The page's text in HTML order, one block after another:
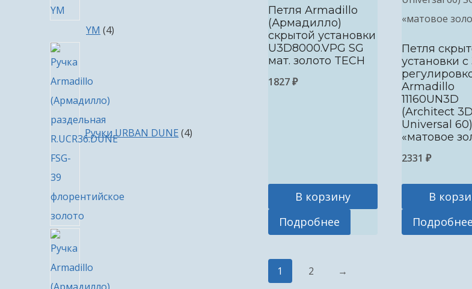
Петля Armadillo
(Армадилло)
скрытой установки
U3D8000.VPG SG
мат. золото TECH
1827₽
В корзину
Подробнее
Петля
установки с
Armadillo
11160UN3D
(Architect
Universal
«матовое
2331 ₽
В
Подробнее
1 2 →
YM 44
Ручки URBAN DUNE 4